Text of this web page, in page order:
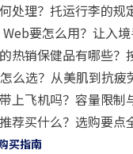
处理？托运行李的规
要怎么用？让入
热销保健品有哪些？
么选？从美肌到抗疲
上飞机吗？容量限制
荐买什么？选购要点
买指南